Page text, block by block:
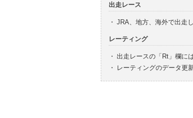
出走レース
・ JRA、地方、海外で出走
レーティング
・ 出走レースの「Rt」欄に
・
レーティングのデータ更